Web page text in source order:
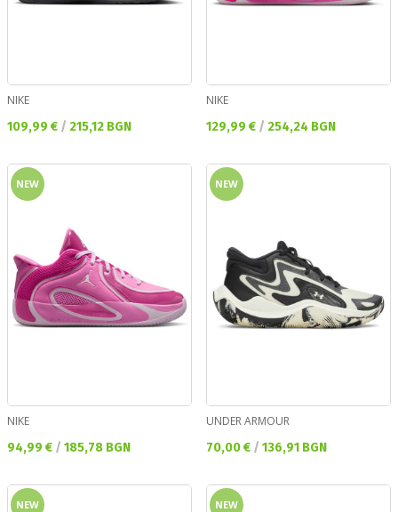
NIKE
Текуща цена:
109,99 € / 215,12 BGN
NIKE
Текуща цена:
129,99 € / 254,24 BGN
NEW
NIKE
Текуща цена:
94,99 € / 185,78 BGN
NEW
UNDER ARMOUR
Текуща цена:
70,00 € / 136,91 BGN
NEW NEW